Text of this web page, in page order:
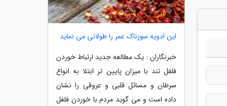
این ادویه سوزناک عمر را طولانی می نماید
خبرنگاران : یک مطالعه جدید ارتباط خوردن
فلفل تند با میزان پایین تر ابتلا به انواع
سرطان و مسائل قلبی و عروقی را نشان
داده است و می گوید مردم با خوردن فلفل